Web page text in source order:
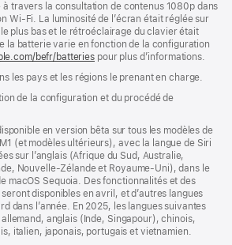
travers la consultation de contenus 1080p dans
Wi-Fi. La luminosité de l’écran était réglée sur
plus bas et le rétroéclairage du clavier était
la batterie varie en fonction de la configuration
befr/batteries pour plus d’informations.
les pays et les régions le prenant en charge.
de la configuration et du procédé de
en version bêta sur tous les modèles de
(et modèles ultérieurs), avec la langue de Siri
sur l’anglais (Afrique du Sud, Australie,
Nouvelle-Zélande et Royaume-Uni), dans le
macOS Sequoia. Des fonctionnalités et des
disponibles en avril, et d’autres langues
dans l’année. En 2025, les langues suivantes
anglais (Inde, Singapour), chinois,
italien, japonais, portugais et vietnamien.